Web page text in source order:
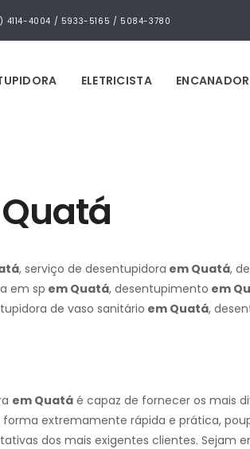
4114-4004 / 5933-5165 / 5084-3780
ELETRICISTA ENCANADOR
, serviço de desentupidora em Quatá,
em sp em Quatá, desentupimento em
de vaso sanitário em Quatá,
em Quatá é capaz de fornecer os mais
forma extremamente rápida e prática,
dos mais exigentes clientes. Sejam